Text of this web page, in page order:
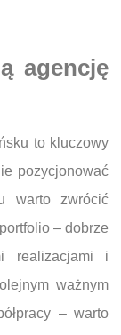
agencję
to kluczowy
pozycjonować
warto zwrócić
– dobrze
realizacjami i
ważnym
– warto